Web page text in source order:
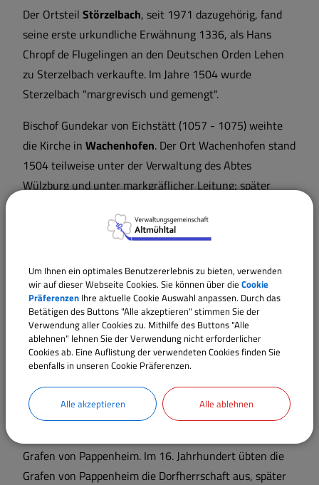
Der Ortsteil Störzelbach, seit 1971 dazugehörig, fand
seine erste urkundliche Erwähnung 1336, als Hans
Chropf de Flugelingen an den Deutschen Orden Lehen
zu Sterzelbach verkaufte. Im Jahre 1504 wurde
Sterzelbach "margrevisch und gemengt".
Bischof Gundekar von Eichstätt (1057 - 1075) weihte
die Kirche in Wachenhofen. Der Ort Wachenhofen stand
1504 teilweise unter der Verwaltung des Abtes
Wülzburg und unter markgräflicher Leitung; später
Gunzenhausen und gehörte seit 1803 zum
ansbachischer Oberamt Gunzenhausen. Wachenhofen
wurde 1971 nach Alesheim eingemeindet.
Im Zuge der Gemeindegebietsreform wurde 1978
Alesheim mit Trommetsheim zusammengelegt.
Trommetsheimist eine sehr alte Ansiedlung, die bereits
750 urkundlich erwähnt wird, als Ditlind de Alamania
übergibt. Um 1040 hat Bischof Gundekar II. von
Eichstätt die Emmeranskirche geweiht. Grundherren in
Grafen von Pappenheim. Im 16. Jahrhundert übten die
Grafen von Pappenheim die Dorfherrschaft aus, später
Um Ihnen ein optimales Benutzererlebnis zu bieten, verwenden
wir auf dieser Webseite Cookies. Sie können über die Cookie
Präferenzen Ihre aktuelle Cookie Auswahl anpassen. Durch das
Betätigen des Buttons "Alle akzeptieren" stimmen Sie der
Verwendung aller Cookies zu. Mithilfe des Buttons "Alle
ablehnen" lehnen Sie der Verwendung nicht erforderlicher
Cookies ab. Eine Auflistung der verwendeten Cookies finden Sie
ebenfalls in unseren Cookie Präferenzen.
Alle akzeptieren Alle ablehnen